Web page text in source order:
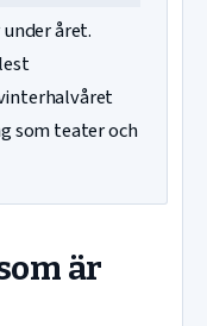
året.
som teater och
är